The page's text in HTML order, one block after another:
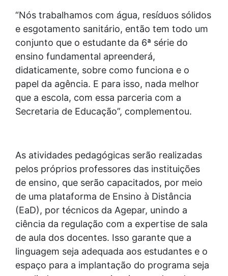
“Nós trabalhamos com água, resíduos sólidos
e esgotamento sanitário, então tem todo um
conjunto que o estudante da 6ª série do
ensino fundamental apreenderá,
didaticamente, sobre como funciona e o
papel da agência. E para isso, nada melhor
que a escola, com essa parceria com a
Secretaria de Educação”, complementou.
As atividades pedagógicas serão realizadas
pelos próprios professores das instituições
de ensino, que serão capacitados, por meio
de uma plataforma de Ensino à Distância
(EaD), por técnicos da Agepar, unindo a
ciência da regulação com a expertise de sala
de aula dos docentes. Isso garante que a
linguagem seja adequada aos estudantes e o
espaço para a implantação do programa seja